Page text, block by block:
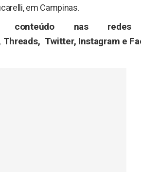
em Campinas.
conteúdo nas redes
Threads, Twitter, Instagram e